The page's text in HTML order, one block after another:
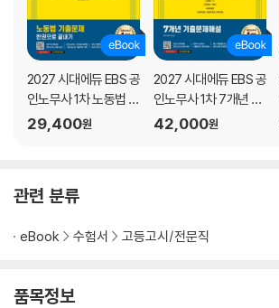
2027 시대에듀 EBS 공
인노무사 1차 노동법 기
출문제 한권으로 끝내
29,400원
2027 시대에듀 EBS 공
인노무사 1차 7개년 기
출문제해설
42,000원
관련 분류
eBook 수험서 고등고시/전문직
품목정보